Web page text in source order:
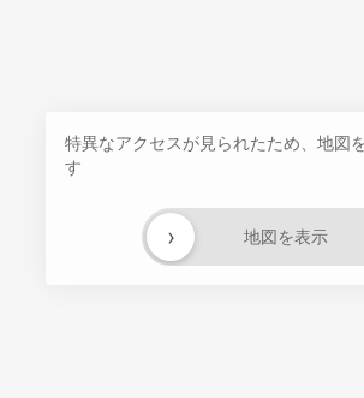
特異なアクセスが見られたため、地図
す
地図を表示
›